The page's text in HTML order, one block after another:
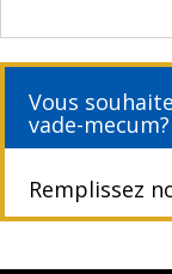
Vous
vade-mecum?
Remplissez